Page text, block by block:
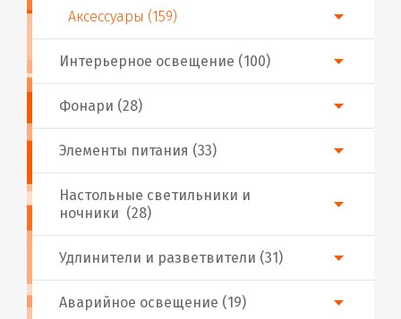
Фонари (28)
Аварийное освещение (19)
Настольные светильники и
ночники (28)
Интерьерное освещение (100)
Аксессуары (159)
Удлинители и разветвители (31)
Элементы питания (33)